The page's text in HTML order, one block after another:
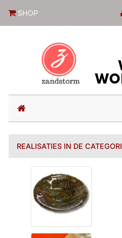
SHOP
(current)
REALISATIES IN DE